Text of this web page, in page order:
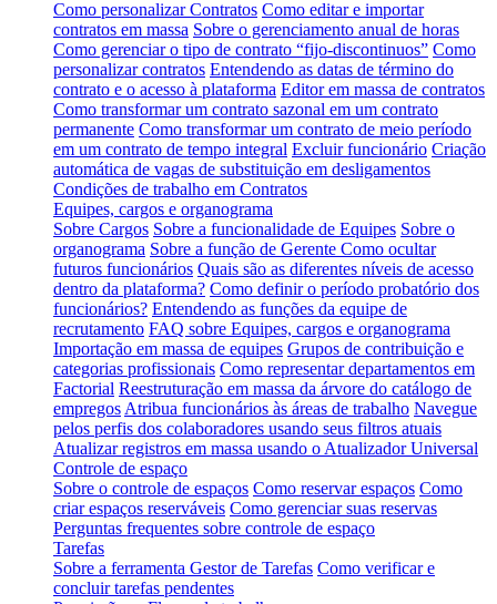
Como personalizar Contratos Como editar e importar
contratos em massa Sobre o gerenciamento anual de horas
Como gerenciar o tipo de contrato “fijo-discontinuos” Como
personalizar contratos Entendendo as datas de término do
contrato e o acesso à plataforma Editor em massa de contratos
Como transformar um contrato sazonal em um contrato
permanente Como transformar um contrato de meio período
em um contrato de tempo integral Excluir funcionário Criação
automática de vagas de substituição em desligamentos
Condições de trabalho em Contratos
Equipes, cargos e organograma
Sobre Cargos Sobre a funcionalidade de Equipes Sobre o
organograma Sobre a função de Gerente Como ocultar
futuros funcionários Quais são as diferentes níveis de acesso
dentro da plataforma? Como definir o período probatório dos
funcionários? Entendendo as funções da equipe de
recrutamento FAQ sobre Equipes, cargos e organograma
Importação em massa de equipes Grupos de contribuição e
categorias profissionais Como representar departamentos em
Factorial Reestruturação em massa da árvore do catálogo de
empregos Atribua funcionários às áreas de trabalho Navegue
pelos perfis dos colaboradores usando seus filtros atuais
Atualizar registros em massa usando o Atualizador Universal
Controle de espaço
Sobre o controle de espaços Como reservar espaços Como
criar espaços reserváveis Como gerenciar suas reservas
Perguntas frequentes sobre controle de espaço
Tarefas
Sobre a ferramenta Gestor de Tarefas Como verificar e
concluir tarefas pendentes